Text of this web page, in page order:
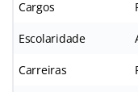
Cargos
Escolaridade
Carreiras